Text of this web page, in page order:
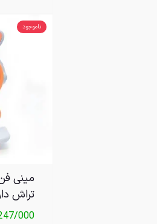
ناموجود
مینی
تراش
000